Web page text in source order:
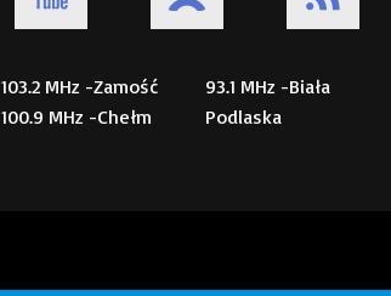
103.2 MHz -Zamość
100.9 MHz -Chełm
93.1 MHz -Biała
Podlaska